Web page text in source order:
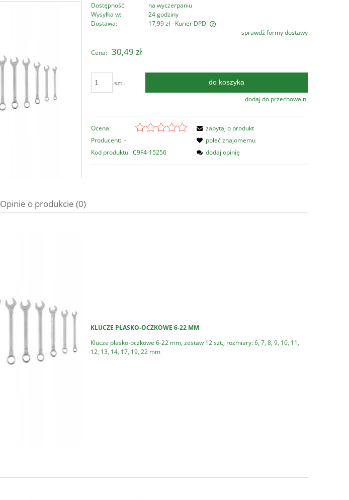
Dostępność:
na wyczerpaniu
Wysyłka w:
24 godziny
Dostawa:
17,99 zł- Kurier DPD
płatności
sprawdź formy dostawy
Cena: 30,49 zł
szt. do koszyka
dodaj do przechowalni
Ocena:
Producent: -
Kod produktu: C9F4-15256
zapytaj o produkt
poleć znajomemu
dodaj opinię
Opinie o produkcie (0)
KLUCZE PŁASKO-OCZKOWE 6-22 MM
Klucze płasko-oczkowe 6-22 mm, zestaw 12 szt., rozmiary: 6, 7, 8, 9, 10, 11,
12, 13, 14, 17, 19, 22 mm